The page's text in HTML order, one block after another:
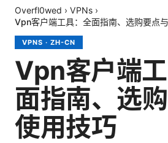
Overfl0wed › VPNs ›
Vpn客户端工具：全面指南、选购要点
VPNS · ZH-CN
Vpn客户端
面指南、选
使用技巧